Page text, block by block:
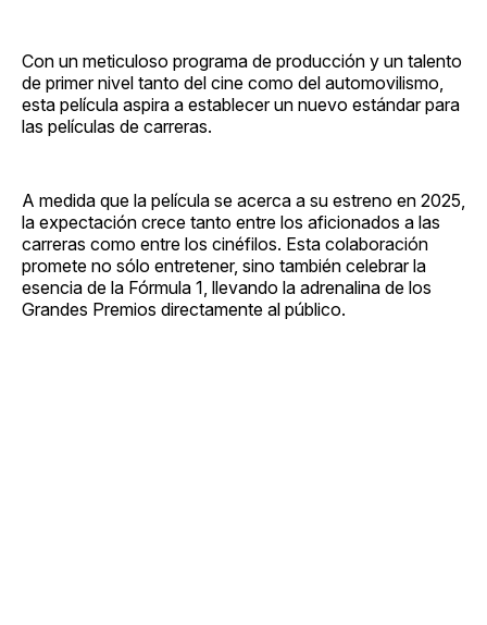
Con un meticuloso programa de producción y un talento
de primer nivel tanto del cine como del automovilismo,
esta película aspira a establecer un nuevo estándar para
las películas de carreras.
A medida que la película se acerca a su estreno en 2025,
la expectación crece tanto entre los aficionados a las
carreras como entre los cinéfilos. Esta colaboración
promete no sólo entretener, sino también celebrar la
esencia de la Fórmula 1, llevando la adrenalina de los
Grandes Premios directamente al público.